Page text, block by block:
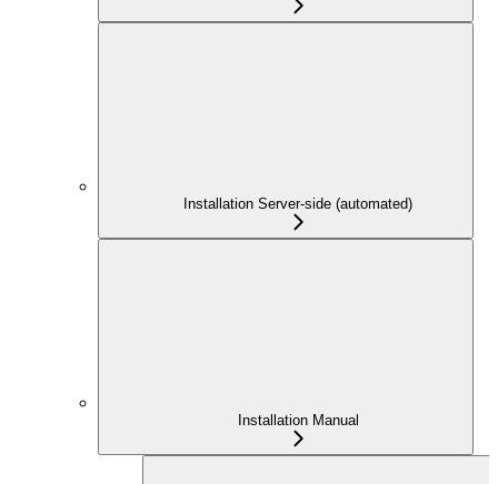
Installation Server-side (automated)
Installation Manual